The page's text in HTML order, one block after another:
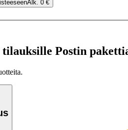
Alk. 0 €
Postin